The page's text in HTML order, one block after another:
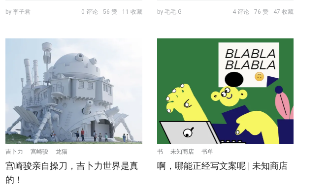
by 李子君 0 评论 56 赞 11 收藏 by 毛毛.G 4 评论 76 赞 47 收藏
吉卜力 宫崎骏 龙猫
宫崎骏亲自操刀，吉卜力世界是真
的！
书 未知商店 书单
啊，哪能正经写文案呢 | 未知商店